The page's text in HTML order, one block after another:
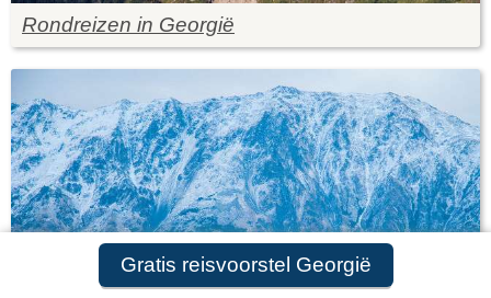
Gratis reisvoorstel Georgië
Rondreizen in Georgië